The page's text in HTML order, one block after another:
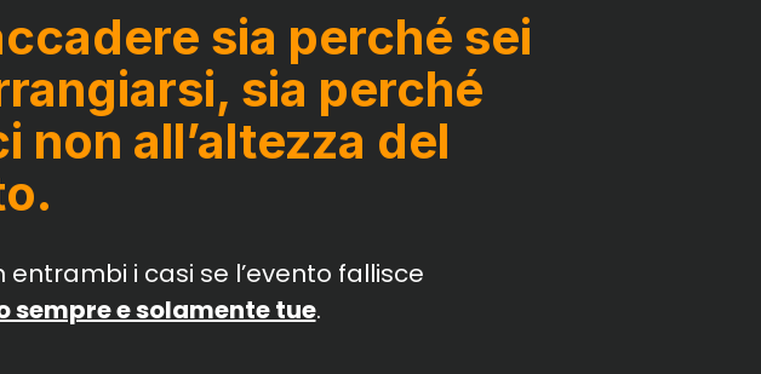
sia perché sei
sia perché
all’altezza del
i casi se l’evento fallisce
sempre e solamente tue.